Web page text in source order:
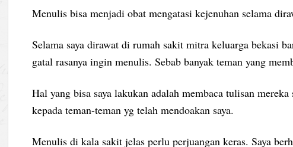
Menulis bisa menjadi obat mengatasi kejenuhan selama
Selama saya dirawat di rumah sakit mitra keluarga bekasi
gatal rasanya ingin menulis. Sebab banyak teman yang
Hal yang bisa saya lakukan adalah membaca tulisan
kepada teman-teman yg telah mendoakan saya.
Menulis di kala sakit jelas perlu perjuangan keras. Saya